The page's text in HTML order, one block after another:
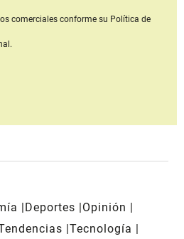
comerciales conforme su Política de
Deportes
Opinión
Tecnología